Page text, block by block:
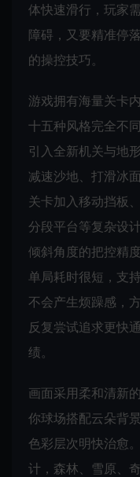
体快速滑行，玩家
障碍，又要精准停
的操控技巧。
游戏拥有海量关卡
十五种风格完全不
引入全新机关与地
减速沙地、打滑冰
关卡加入移动挡板
分段平台等复杂设
倾斜角度的把控精
单局耗时很短，支
不会产生烦躁感，
反复尝试追求更快
绩。
画面采用柔和清新
你球场搭配云朵背
色彩层次明快治愈
计，森林、雪原、